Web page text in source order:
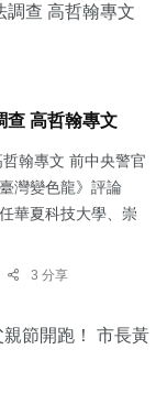
查 高哲翰專文
翰專文 前中央警官
灣變色龍》評論
華夏科技大學、崇
3 分享